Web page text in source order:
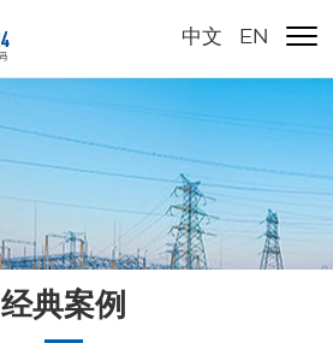
中文 EN
经典案例